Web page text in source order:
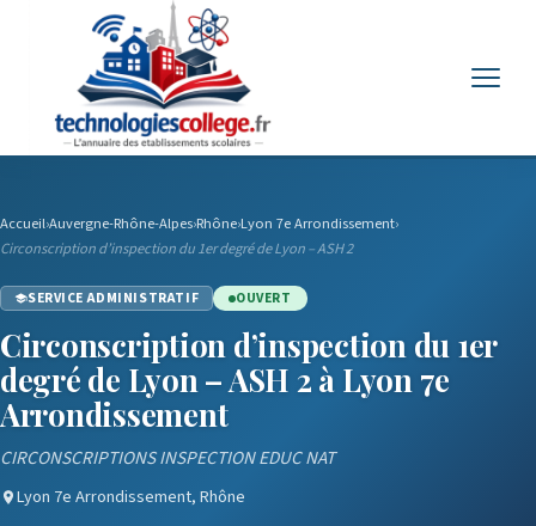
Accueil›Auvergne-Rhône-Alpes›Rhône›Lyon 7e Arrondissement›
Circonscription d’inspection du 1er degré de Lyon – ASH 2
SERVICE ADMINISTRATIF OUVERT
Circonscription d’inspection du 1er
degré de Lyon – ASH 2 à Lyon 7e
Arrondissement
CIRCONSCRIPTIONS INSPECTION EDUC NAT
Lyon 7e Arrondissement, Rhône